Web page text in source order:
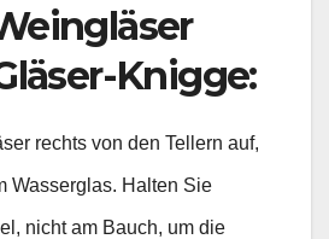
Knigge:
rechts von den Tellern auf,
Wasserglas. Halten Sie
nicht am Bauch, um die